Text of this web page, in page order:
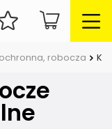
robocza